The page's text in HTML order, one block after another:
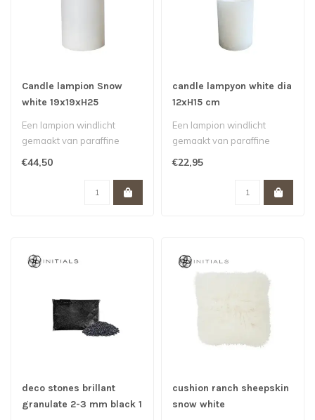
Candle lampion Snow
white 19x19xH25
Een lampion windlicht
gemaakt van paraffine
€44,50
candle lampyon white dia
12xH15 cm
Een lampion windlicht
gemaakt van paraffine
€22,95
deco stones brillant
granulate 2-3 mm black 1
cushion ranch sheepskin
snow white